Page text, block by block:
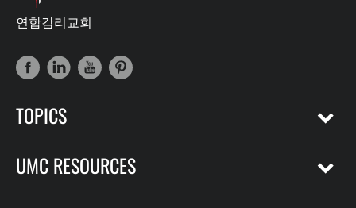
연합감리교회
TOPICS
UMC RESOURCES